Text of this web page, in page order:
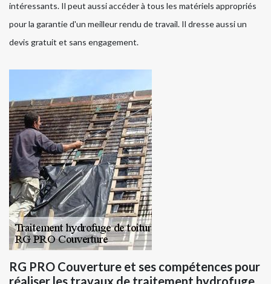
intéressants. Il peut aussi accéder à tous les matériels appropriés
pour la garantie d'un meilleur rendu de travail. Il dresse aussi un
devis gratuit et sans engagement.
RG PRO Couverture et ses compétences pour